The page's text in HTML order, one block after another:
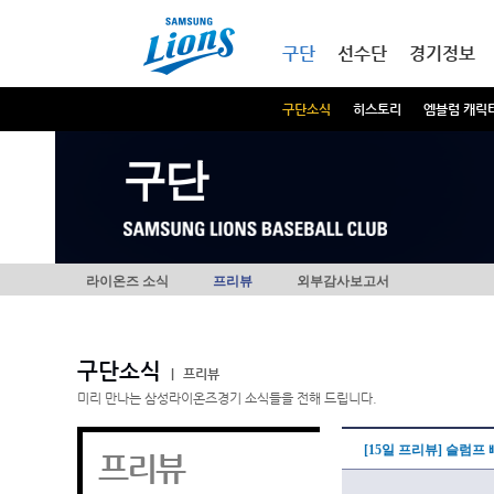
구단
구단소식 히스토리 엠블럼 캐릭
선수단 경기정보
구단
라이온즈 소식 프리뷰 외부감사보고서
구단소식
프리뷰
미리 만나는 삼성라이온즈경기 소식들을 전해 드립니다.
프리뷰 [15일 프리뷰] 슬럼프